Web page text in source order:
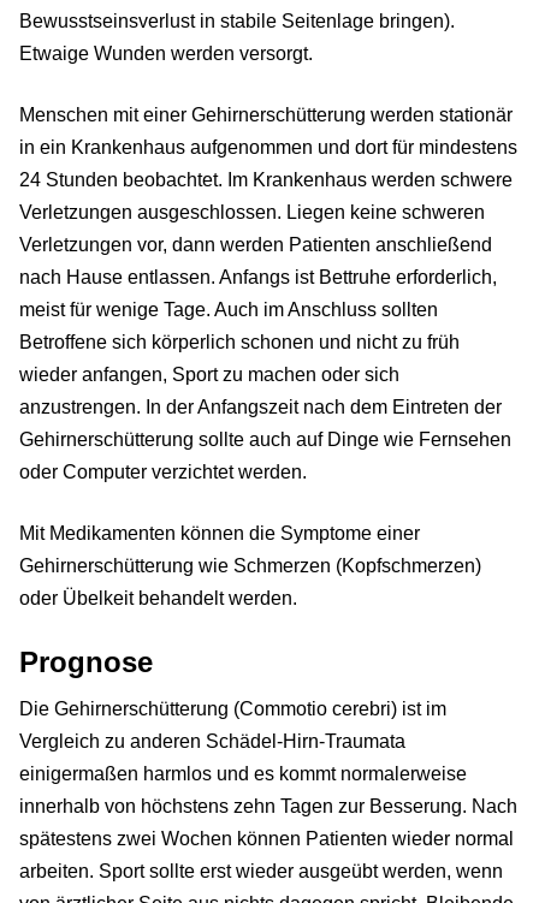
Bewusstseinsverlust in stabile Seitenlage bringen).
Etwaige Wunden werden versorgt.
Menschen mit einer Gehirnerschütterung werden stationär
in ein Krankenhaus aufgenommen und dort für mindestens
24 Stunden beobachtet. Im Krankenhaus werden schwere
Verletzungen ausgeschlossen. Liegen keine schweren
Verletzungen vor, dann werden Patienten anschließend
nach Hause entlassen. Anfangs ist Bettruhe erforderlich,
meist für wenige Tage. Auch im Anschluss sollten
Betroffene sich körperlich schonen und nicht zu früh
wieder anfangen, Sport zu machen oder sich
anzustrengen. In der Anfangszeit nach dem Eintreten der
Gehirnerschütterung sollte auch auf Dinge wie Fernsehen
oder Computer verzichtet werden.
Mit Medikamenten können die Symptome einer
Gehirnerschütterung wie Schmerzen (Kopfschmerzen)
oder Übelkeit behandelt werden.
Prognose
Die Gehirnerschütterung (Commotio cerebri) ist im
Vergleich zu anderen Schädel-Hirn-Traumata
einigermaßen harmlos und es kommt normalerweise
innerhalb von höchstens zehn Tagen zur Besserung. Nach
spätestens zwei Wochen können Patienten wieder normal
arbeiten. Sport sollte erst wieder ausgeübt werden, wenn